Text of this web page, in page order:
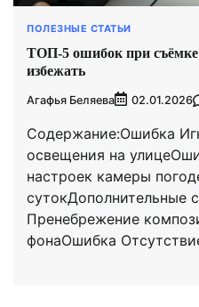
ПОЛЕЗНЫЕ СТАТЬИ
ТОП-5 ошибок при съёмке
избежать
Агафья Беляева 02.01.2026
Содержание:Ошибка
освещения на
настроек камеры
сутокДополнительные
Пренебрежение
фонаОшибка